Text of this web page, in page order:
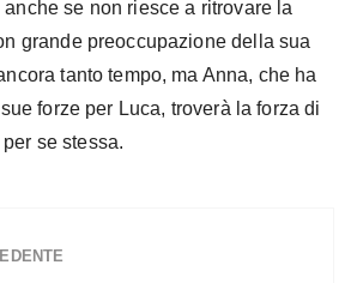
se non riesce a ritrovare la
grande preoccupazione della sua
tanto tempo, ma Anna, che ha
forze per Luca, troverà la forza di
se stessa.